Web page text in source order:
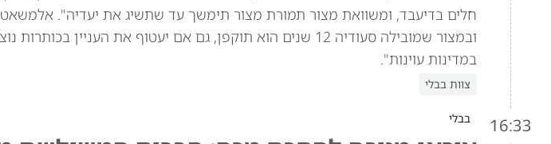
חלים בדיעבד, ומשוואת מצור תמורת מצור תימשך עד שתשיג את יעדיה".
ובמצור שמובילה סעודיה 12 שנים הוא תוקפן, גם אם יעטוף את
במדינות עוינות".
צוות בבלי
16:33 בבלי